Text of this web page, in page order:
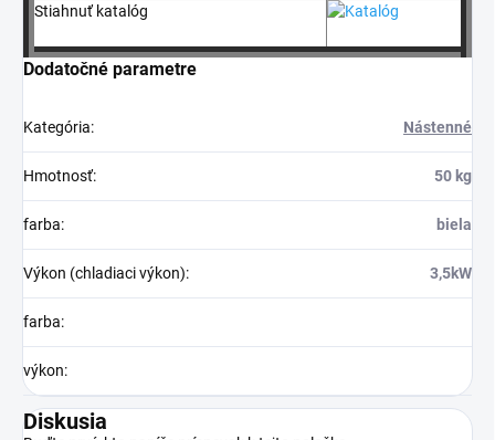
Stiahnuť katalóg
Dodatočné parametre
Kategória: Nástenné
Hmotnosť: 50 kg
farba: biela
Výkon (chladiaci výkon): 3,5kW
farba:
výkon:
Diskusia